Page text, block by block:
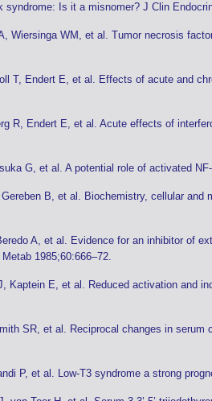
Is it a misnomer? J Clin
Wiersinga WM, et al. Tumor necrosis
T, Endert E, et al. Effects of acute and
R, Endert E, et al. Acute effects of
G, et al. A potential role of activated
B, et al. Biochemistry, cellular
A, et al. Evidence for an inhibitor of
1985;60:666–72.
Kaptein E, et al. Reduced activation and
SR, et al. Reciprocal changes in
P, et al. Low-T3 syndrome a strong